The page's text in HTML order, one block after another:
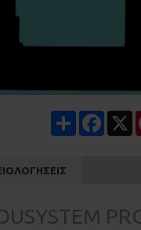
Share